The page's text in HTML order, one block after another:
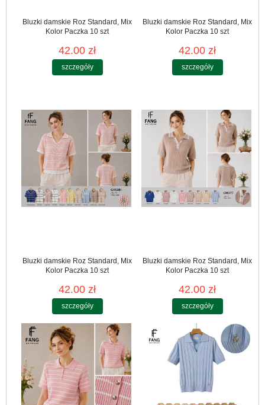
Bluzki damskie Roz Standard, Mix
Kolor Paczka 10 szt
42.00 zł
szczegóły
Bluzki damskie Roz Standard, Mix
Kolor Paczka 10 szt
42.00 zł
szczegóły
Bluzki damskie Roz Standard, Mix
Kolor Paczka 10 szt
42.00 zł
szczegóły
Bluzki damskie Roz Standard, Mix
Kolor Paczka 10 szt
42.00 zł
szczegóły